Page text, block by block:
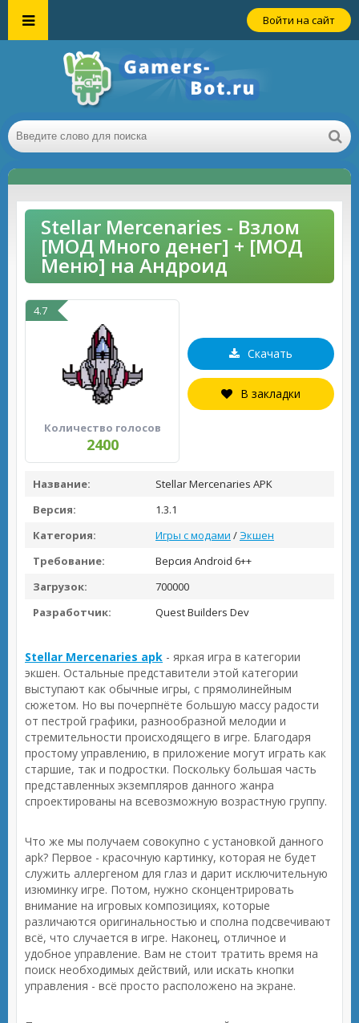
Войти на сайт
Stellar Mercenaries - Взлом
[МОД Много денег] + [МОД
Меню] на Андроид
4.7
Количество голосов
2400
Скачать
В закладки
Название:
Stellar Mercenaries APK
Версия:
1.3.1
Категория:
Игры с модами / Экшен
Требование:
Версия Android 6++
Загрузок:
700000
Разработчик:
Quest Builders Dev
Stellar Mercenaries apk - яркая игра в категории
экшен. Остальные представители этой категории
выступают как обычные игры, с прямолинейным
сюжетом. Но вы почерпнёте большую массу радости
от пестрой графики, разнообразной мелодии и
стремительности происходящего в игре. Благодаря
простому управлению, в приложение могут играть как
старшие, так и подростки. Поскольку большая часть
представленных экземпляров данного жанра
спроектированы на всевозможную возрастную группу.
Что же мы получаем совокупно с установкой данного
apk? Первое - красочную картинку, которая не будет
служить аллергеном для глаз и дарит исключительную
изюминку игре. Потом, нужно сконцентрировать
внимание на игровых композициях, которые
различаются оригинальностью и сполна подсвечивают
всё, что случается в игре. Наконец, отличное и
удобное управление. Вам не стоит тратить время на
поиск необходимых действий, или искать кнопки
управления - всё просто расположено на экране.